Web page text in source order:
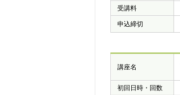
受講料
申込締切
講座名
初回日時・回数